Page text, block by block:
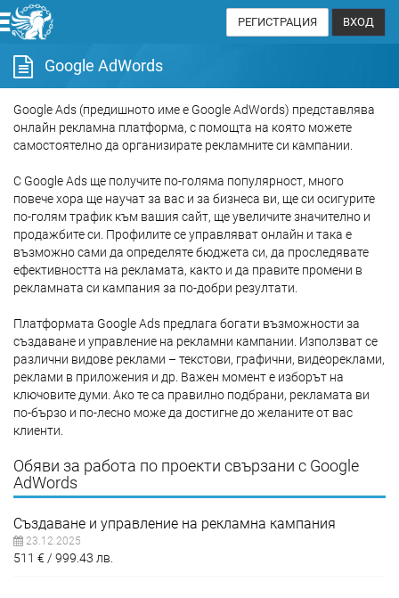
РЕГИСТРАЦИЯ ВХОД
Google AdWords
Google Ads (предишното име е Google AdWords) представлява
онлайн рекламна платформа, с помощта на която можете
самостоятелно да организирате рекламните си кампании.
С Google Ads ще получите по-голяма популярност, много
повече хора ще научат за вас и за бизнеса ви, ще си осигурите
по-голям трафик към вашия сайт, ще увеличите значително и
продажбите си. Профилите се управляват онлайн и така е
възможно сами да определяте бюджета си, да проследявате
ефективността на рекламата, както и да правите промени в
рекламната си кампания за по-добри резултати.
Платформата Google Ads предлага богати възможности за
създаване и управление на рекламни кампании. Използват се
различни видове реклами – текстови, графични, видеореклами,
реклами в приложения и др. Важен момент е изборът на
ключовите думи. Ако те са правилно подбрани, рекламата ви
по-бързо и по-лесно може да достигне до желаните от вас
клиенти.
Обяви за работа по проекти свързани с Google
AdWords
Създаване и управление на рекламна кампания
23.12.2025
511 € 999.43 лв.